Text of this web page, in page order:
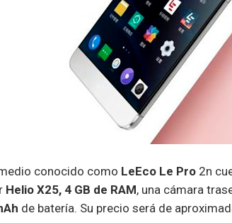
conocido como LeEco Le Pro 2n
Helio X25, 4 GB de RAM, una cámara
de batería. Su precio será de